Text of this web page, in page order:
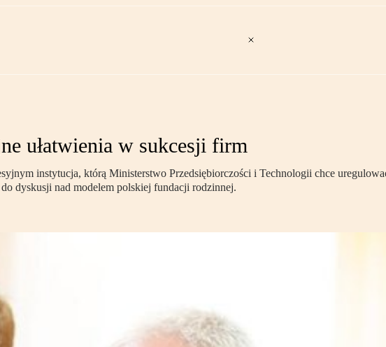
ułatwienia w sukcesji firm
instytucja, którą Ministerstwo Przedsiębiorczości i Technologii chce
dyskusji nad modelem polskiej fundacji rodzinnej.